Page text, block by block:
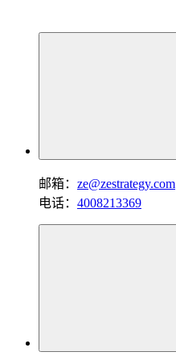
邮箱： ze@zestrategy.com
电话： 4008213369